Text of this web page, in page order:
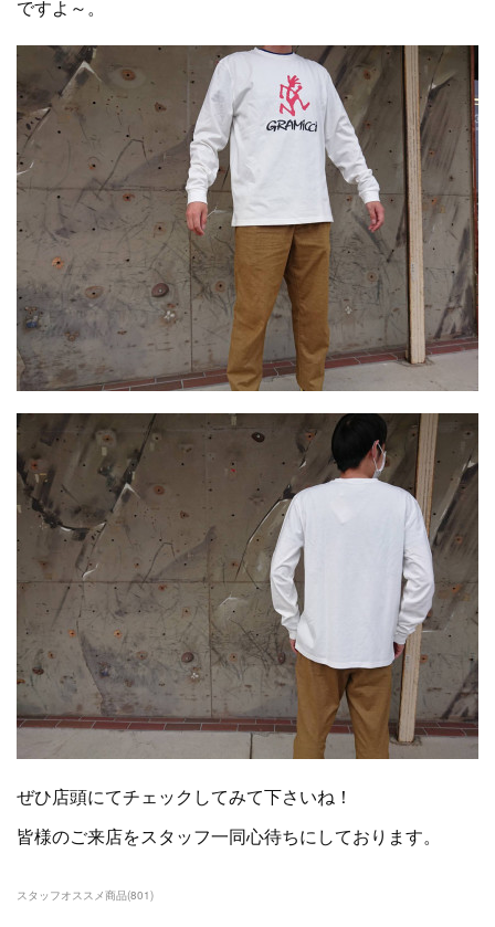
ですよ～。
ぜひ店頭にてチェックしてみて下さいね！
皆様のご来店をスタッフ一同心待ちにしております。
スタッフオススメ商品(801)